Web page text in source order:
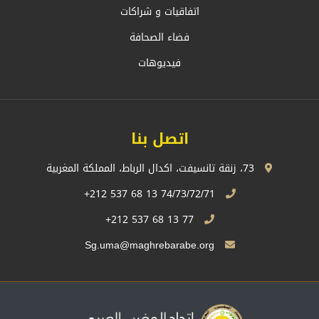
اتفاقيات و شراكات
فضاء الصحافة
فيديوهات
اتصل بنا
77 13 68 537 212+